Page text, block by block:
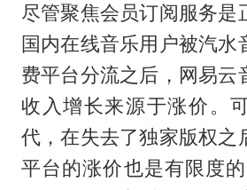
尽管聚焦会员订阅服务是
国内在线音乐用户被汽水
费平台分流之后，网易云
收入增长来源于涨价。
代，在失去了独家版权之
平台的涨价也是有限度